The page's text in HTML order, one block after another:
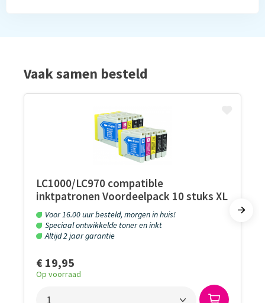
Vaak samen besteld
LC1000/LC970 compatible
inktpatronen Voordeelpack 10 stuks XL
Voor 16.00 uur besteld, morgen in huis!
Speciaal ontwikkelde toner en inkt
Altijd 2 jaar garantie
€ 19,95
Op voorraad